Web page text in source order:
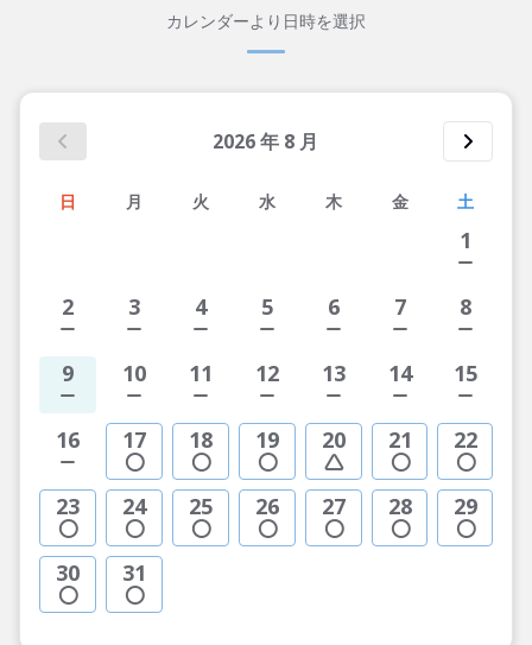
カレンダーより日時を選択
2026年 8 月
日 月 火 水 木 金 土
1
2 3 4 5 6 7 8
9 10 11 12 13 14 15
16 17 18 19 20 21 22
23 24 25 26 27 28 29
30 31